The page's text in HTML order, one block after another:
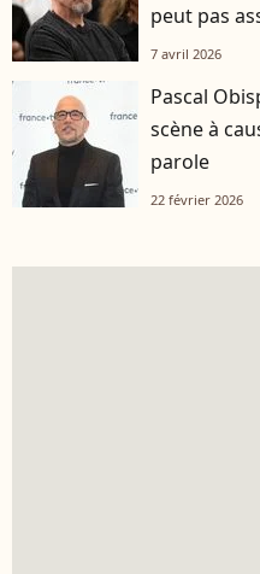
peut pas
7 avril 2026
Pascal
scène à
parole
22 février 2026